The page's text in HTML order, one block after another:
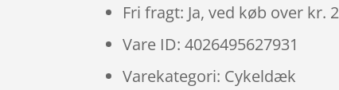
Fri fragt: Ja, ved køb over kr.
Vare ID: 4026495627931
Varekategori: Cykeldæk